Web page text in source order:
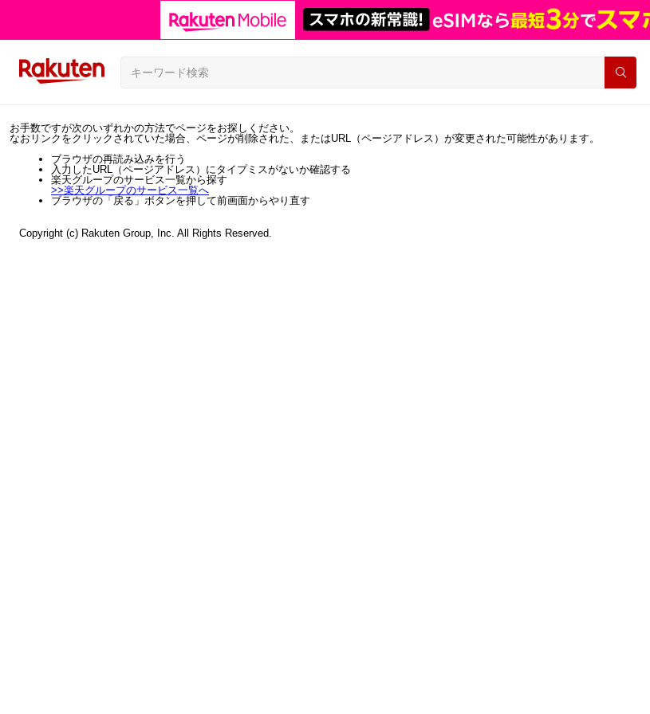
お手数ですが次のいずれかの方法でページをお探しください。
なおリンクをクリックされていた場合、ページが削除された、またはURL（ページアドレス）が変更された可能性があります。
ブラウザの再読み込みを行う
入力したURL（ページアドレス）にタイプミスがないか確認する
楽天グループのサービス一覧から探す
>>楽天グループのサービス一覧へ
ブラウザの「戻る」ボタンを押して前画面からやり直す
Copyright (c) Rakuten Group, Inc. All Rights Reserved.